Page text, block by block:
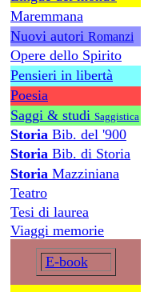
Maremmana
Nuovi autori Romanzi
Opere dello Spirito
Pensieri in libertà
Poesia
Saggi & studi Saggistica
Storia Bib. del '900
Storia Bib. di Storia
Storia Mazziniana
Teatro
Tesi di laurea
Viaggi memorie
E-book